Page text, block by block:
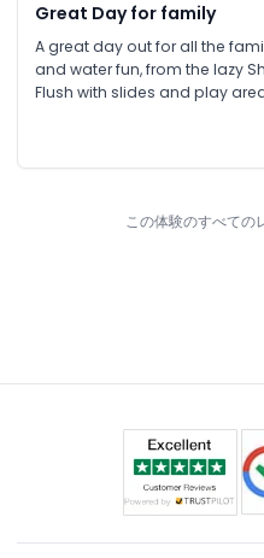
Great Day for family
A great day out for all the
and water fun, from the lazy
Flush with slides and play
この体験のすべての